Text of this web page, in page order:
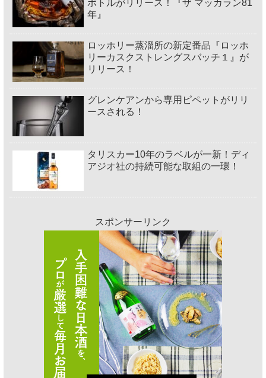
ボトルがリリース！『ザ マッカラン81
年』
ロッホリー蒸溜所の新定番品『ロッホ
リーカスクストレングスバッチ１』が
リリース！
グレンケアンから専用ピペットがリリ
ースされる！
タリスカー10年のラベルが一新！ディ
アジオ社の持続可能な取組の一環！
スポンサーリンク